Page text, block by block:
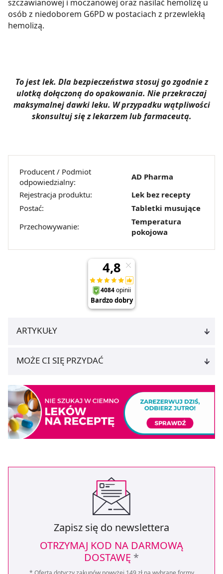
szczawianowej i moczanowej oraz nasilać hemolizę u
osób z niedoborem G6PD w postaciach z przewlekłą
hemolizą.
To jest lek. Dla bezpieczeństwa stosuj go zgodnie z
ulotką dołączoną do opakowania. Nie przekraczaj
maksymalnej dawki leku. W przypadku wątpliwości
skonsultuj się z lekarzem lub farmaceutą.
Producent / Podmiot
odpowiedzialny:
AD Pharma
Rejestracja produktu:
Lek bez recepty
Postać:
Tabletki musujące
Przechowywanie:
Temperatura
pokojowa
ARTYKUŁY
MOŻE CI SIĘ PRZYDAĆ
Zapisz się do newslettera
OTRZYMAJ KOD NA DARMOWĄ
DOSTAWĘ *